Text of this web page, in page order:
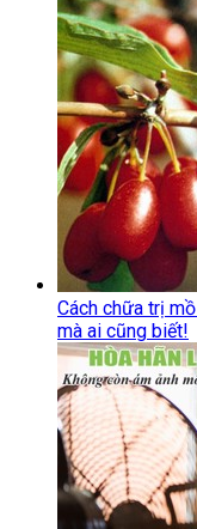
Cách chữa trị
mà ai cũng biết!